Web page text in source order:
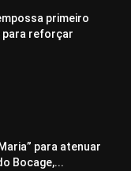
primeiro
para reforçar
para atenuar
Bocage,...